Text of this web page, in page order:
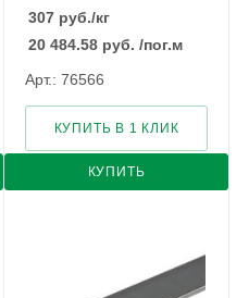
307 руб./кг
20 484.58 руб. /пог.м
Арт.: 76566
КУПИТЬ
КУПИТЬ В 1 КЛИК